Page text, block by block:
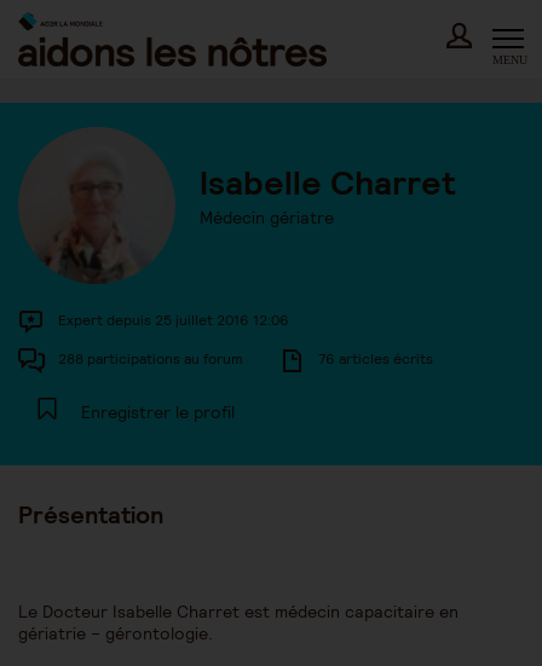
Skip
content
MENU
Isabelle Charret
Médecin gériatre
Expert depuis 25 juillet 2016 12:06
288 participations au forum 76 articles écrits
Enregistrer le profil
Présentation
Le Docteur Isabelle Charret est médecin capacitaire en
gériatrie – gérontologie.